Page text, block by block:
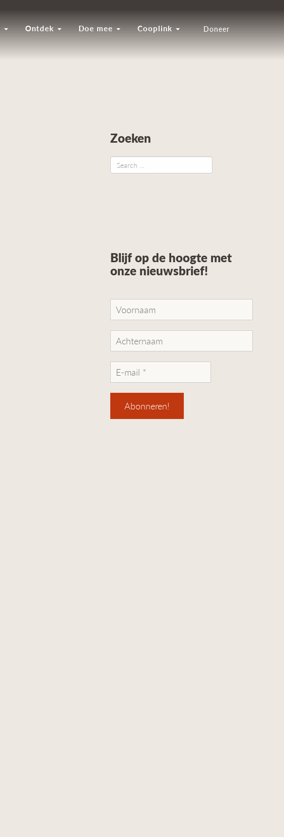
Ontdek Doe mee Cooplink Doneer
Zoeken
Blijf op de hoogte met
onze nieuwsbrief!